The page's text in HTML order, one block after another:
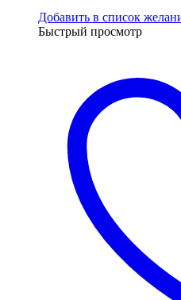
Добавить в список
Быстрый просмотр